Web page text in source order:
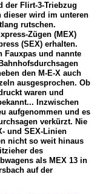
der Flirt-3-Triebzug
dieser wird im unteren
rutschen.
Zügen (MEX)
(SEX) erhalten.
Fauxpas und nannte
den M-E-X auch
ausgesprochen. Ob
waren und
Inzwischen
aufgenommen und es
verkürzt. Nie
und SEX-Linien
nicht so weit hinaus
des
als MEX 13 in
auf der